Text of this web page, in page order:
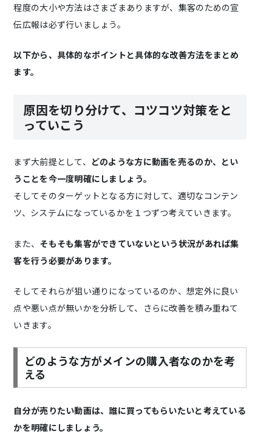
程度の大小や方法はさまざまありますが、集客のための宣
伝広報は必ず行いましょう。
以下から、具体的なポイントと具体的な改善方法をまとめ
ます。
原因を切り分けて、コツコツ対策をと
っていこう
まず大前提として、 どのような方に動画を売るのか、とい
うことを今一度明確にしましょう。
そしてそのターゲットとなる方に対して、適切なコンテン
ツ、システムになっているかを１つずつ考えていきます。
また、 そもそも集客ができていないという状況があれば集
客を行う必要があります。
そしてそれらが狙い通りになっているのか、想定外に良い
点や悪い点が無いかを分析して、さらに改善を積み重ねて
いきます。
どのような方がメインの購入者なのかを考
える
自分が売りたい動画は、誰に買ってもらいたいと考えている
かを明確にしましょう。